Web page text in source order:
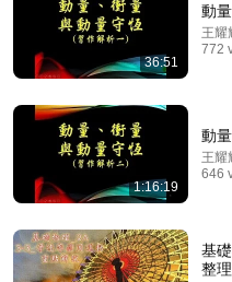
簡短百年物理史：物理
西越來越多 | 廣東話科
傻說物理 •
36:51
動
王耀
772
1:16:19
動
王耀
646
基
整理